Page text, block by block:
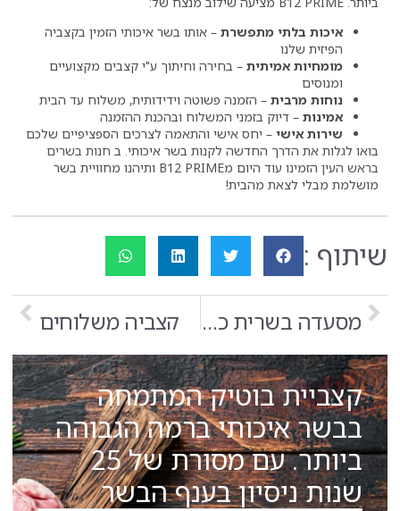
– אותו בשר איכותי הזמין בקצביה
– בחירה וחיתוך ע"י קצבים מקצועיים
פשוטה וידידותית, משלוח עד הבית
המשלוח ובהכנת ההזמנה
אישי והתאמה לצרכים הספציפיים שלכם
לקנות בשר איכותי. בחנות בשרים
הזמינו עוד היום מB12 PRIME ותיהנו מחוויית בשר
מסעדה בשרית כשרה בראש העין
הבא
קצביה משלוחים
המתמחה
ברמה הגבוהה
ביותר. עם מסורת של 25
בענף הבשר